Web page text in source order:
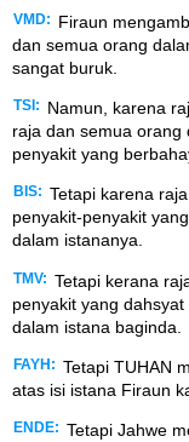
VMD:
Firaun
dan semua orang
sangat buruk.
TSI:
Namun, karena
raja dan semua orang
penyakit yang
BIS: Tetapi karena
penyakit-penyakit
dalam istananya.
TMV: Tetapi kerana
penyakit yang
dalam istana baginda.
FAYH: Tetapi TUHAN
atas isi istana Firaun
ENDE: Tetapi Jahwe